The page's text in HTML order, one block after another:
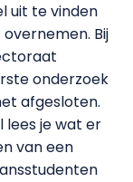
uit te vinden
Bij
onderzoek
afgesloten.
lees je wat er
van een